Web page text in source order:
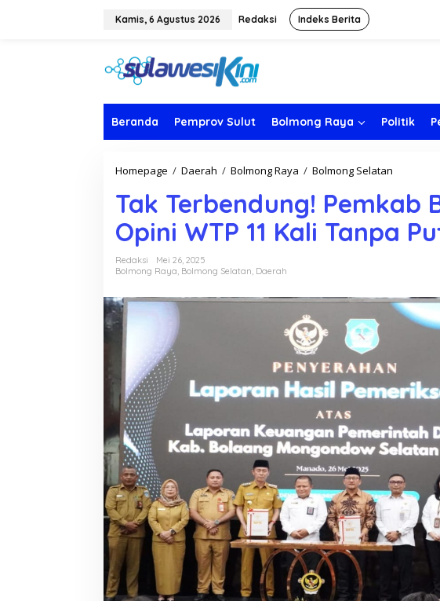
Kamis, 6 Agustus 2026 Redaksi Indeks Berita
Beranda Pemprov Sulut Bolmong Raya Politik
Homepage / Daerah / Bolmong Raya / Bolmong Selatan
k
T
e
r
d
u
P
m
b
B
l
s
P
r
Tak Terbendung! Pemkab
Opini WTP 11 Kali Tanpa
Redaksi
Mei 26, 2025
Bolmong Raya, Bolmong Selatan, Daerah